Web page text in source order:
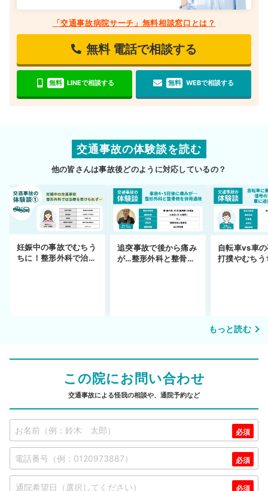
「交通事故病院サーチ」無料相談窓口とは？
無料 電話で相談する
無料 LINEで相談する 無料 WEBで相談する
交通事故の体験談を読む
他の皆さんは事故後どのように対応しているの？
妊娠中の事故でむちう
ちに！整形外科で治療
追突事故で後から痛み
が…整形外科と整骨院
自転車vs車
打撲やむちう
もっと読む
この院にお問い合わせ
交通事故による怪我の相談や、通院予約など